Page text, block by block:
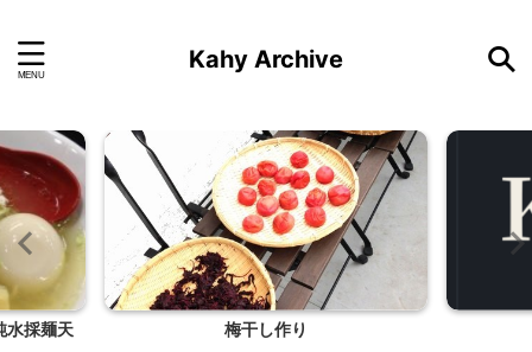
Kahy Archive
採麺天 梅干し作り